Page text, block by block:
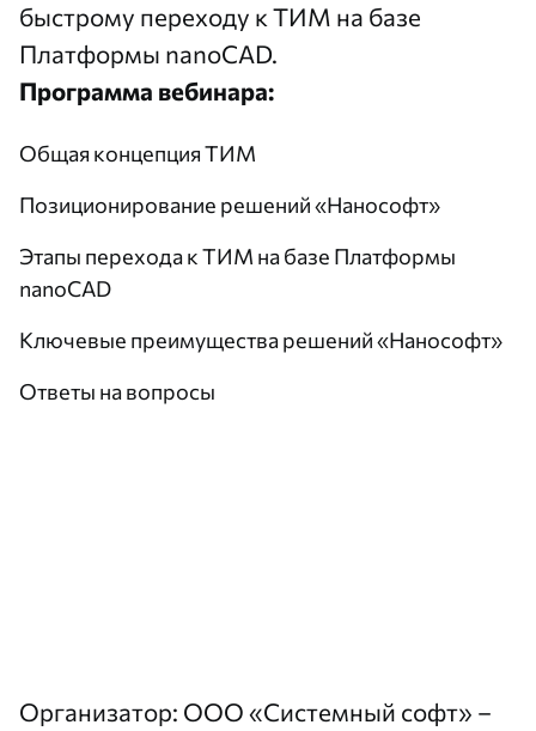
быстрому переходу к ТИМ на базе
Платформы nanoCAD.
Программа вебинара:
Общая концепция ТИМ
Позиционирование решений «Нанософт»
Этапы перехода к ТИМ на базе Платформы
nanoCAD
Ключевые преимущества решений «Нанософт»
Ответы на вопросы
Организатор: ООО «Системный софт» –